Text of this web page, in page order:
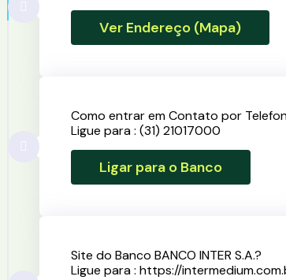
Ver Endereço (Mapa)
Como entrar em Contato por
Ligue para : (31) 21017000
Ligar para o Banco
Site do Banco BANCO INTER S.A.?
Ligue para : https://